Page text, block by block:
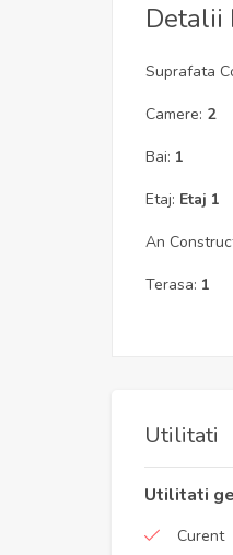
Detalii
Suprafata
Camere: 2
Bai: 1
Etaj: Etaj 1
An
Terasa: 1
Utilitati
Utilitati
Curent